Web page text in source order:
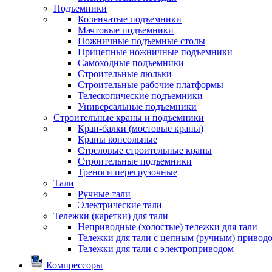
Подъемники
Коленчатые подъемники
Мачтовые подъемники
Ножничные подъемные столы
Прицепные ножничные подъемники
Самоходные подъемники
Строительные люльки
Строительные рабочие платформы
Телескопические подъемники
Универсальные подъемники
Строительные краны и подъемники
Кран-балки (мостовые краны)
Краны консольные
Стреловые строительные краны
Строительные подъемники
Треноги перегрузочные
Тали
Ручные тали
Электрические тали
Тележки (каретки) для тали
Неприводные (холостые) тележки для тали
Тележки для тали с цепным (ручным)
Тележки для тали с электроприводом
Компрессоры